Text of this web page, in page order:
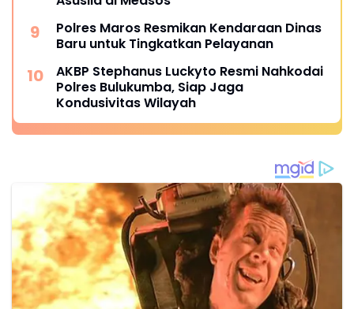
Polres Maros Resmikan Kendaraan Dinas
Baru untuk Tingkatkan Pelayanan
AKBP Stephanus Luckyto Resmi Nahkodai
Polres Bulukumba, Siap Jaga
Kondusivitas Wilayah